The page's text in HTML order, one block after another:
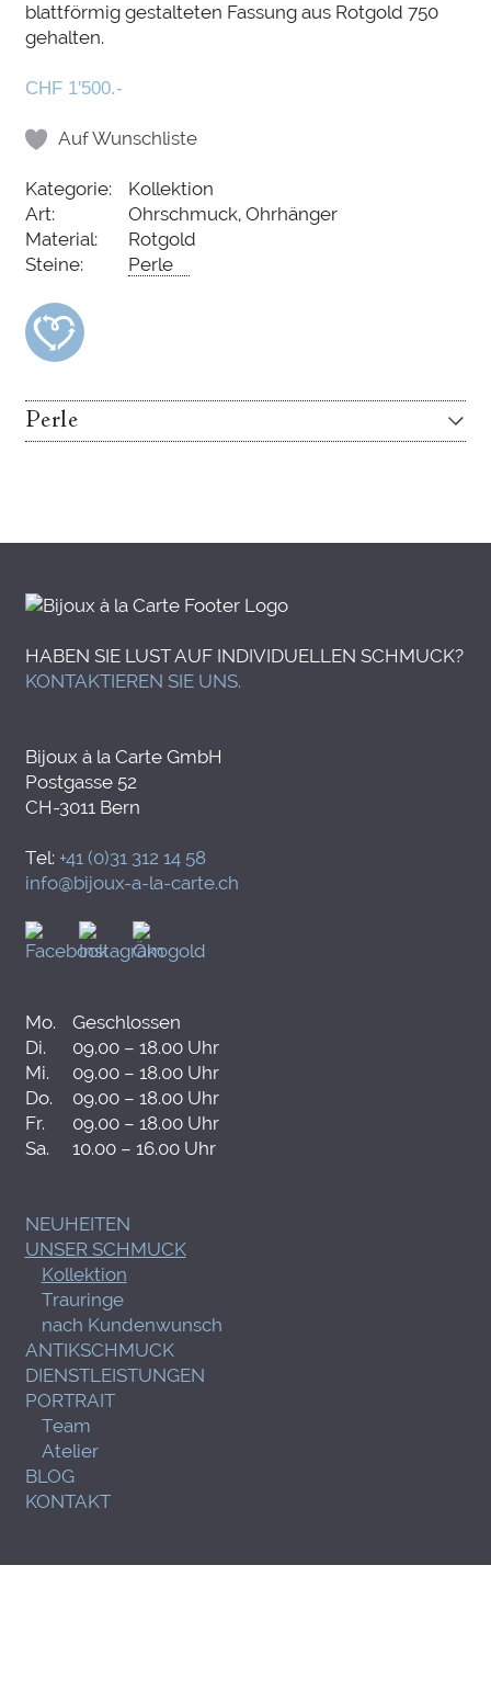
blattförmig gestalteten Fassung aus Rotgold 750
gehalten.
CHF 1'500.-
Auf Wunschliste
Kategorie:
Kollektion
Art:
Ohrschmuck, Ohrhänger
Material:
Rotgold
Steine:
Perle
Perle
HABEN SIE LUST AUF INDIVIDUELLEN SCHMUCK?
KONTAKTIEREN SIE UNS.
Bijoux à la Carte GmbH
Postgasse 52
CH-3011 Bern
Tel: +41 (0)31 312 14 58
info@bijoux-a-la-carte.ch
Mo.
Geschlossen
Di.
09.00 – 18.00 Uhr
Mi.
09.00 – 18.00 Uhr
Do.
09.00 – 18.00 Uhr
Fr.
09.00 – 18.00 Uhr
Sa.
10.00 – 16.00 Uhr
NEUHEITEN
UNSER SCHMUCK
Kollektion
Trauringe
nach Kundenwunsch
ANTIKSCHMUCK
DIENSTLEISTUNGEN
PORTRAIT
Team
Atelier
BLOG
KONTAKT